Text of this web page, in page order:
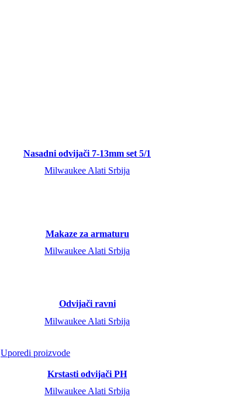
Nasadni odvijači 7-13mm set 5/1
Milwaukee Alati Srbija
Makaze za armaturu
Milwaukee Alati Srbija
Odvijači ravni
Milwaukee Alati Srbija
Uporedi proizvode
Krstasti odvijači PH
Milwaukee Alati Srbija